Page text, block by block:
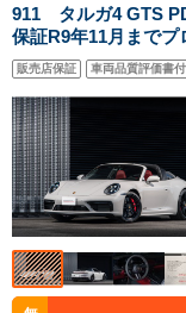
911 タルガ4 GTS
保証R9年11月まで
ドーレッド幌 ACC F
ザーインテリア
販売店保証 車両品質評価書付